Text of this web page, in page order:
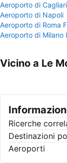
Aeroporto di Cagliari
Aeroporto di Napoli
Aeroporto di Roma
Aeroporto di Milano
Vicino a Le
Ricerche
Destinazioni
Aeroporti